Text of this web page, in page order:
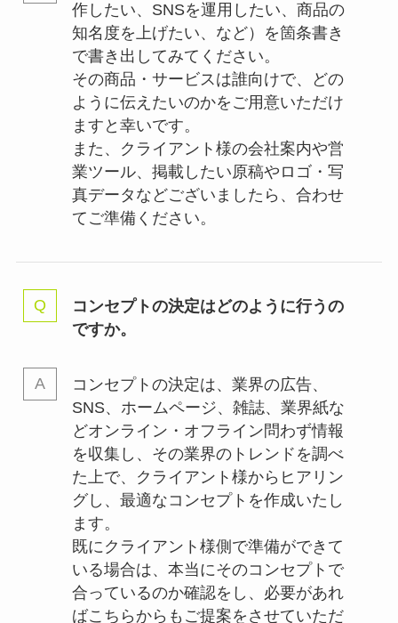
作したい、SNSを運用したい、商品の
知名度を上げたい、など）を箇条書き
で書き出してみてください。
その商品・サービスは誰向けで、どの
ように伝えたいのかをご用意いただけ
ますと幸いです。
また、クライアント様の会社案内や営
業ツール、掲載したい原稿やロゴ・写
真データなどございましたら、合わせ
てご準備ください。
コンセプトの決定はどのように行うの
ですか。
コンセプトの決定は、業界の広告、
SNS、ホームページ、雑誌、業界紙な
どオンライン・オフライン問わず情報
を収集し、その業界のトレンドを調べ
た上で、クライアント様からヒアリン
グし、最適なコンセプトを作成いたし
ます。
既にクライアント様側で準備ができて
いる場合は、本当にそのコンセプトで
合っているのか確認をし、必要があれ
ばこちらからもご提案をさせていただ